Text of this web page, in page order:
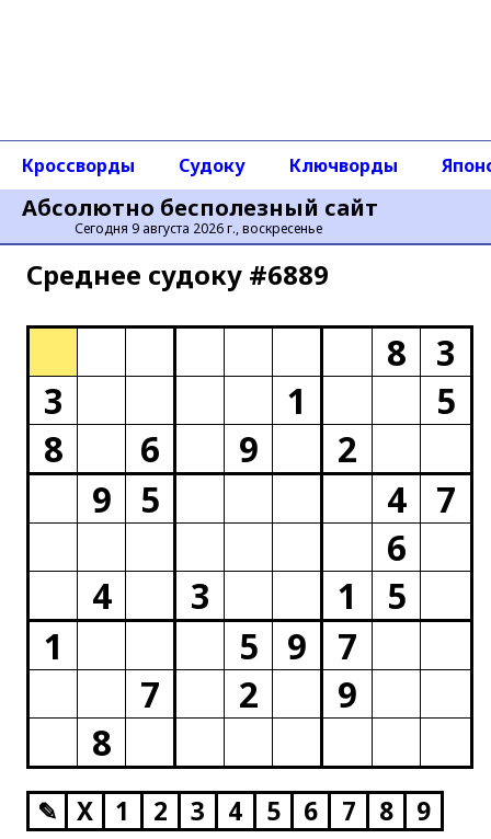
Абсолютно бесполезный сайт
Сегодня 9 августа 2026 г., воскресенье
Кроссворды Судоку Ключворды
Среднее cудоку #6889
8
3
3
1
5
8
6 9
2
9
5 4
7
6
4
3 1
5
1
5 9
7
7
2
9
8
✎ X 1 2 3 4 5 6 7 8 9